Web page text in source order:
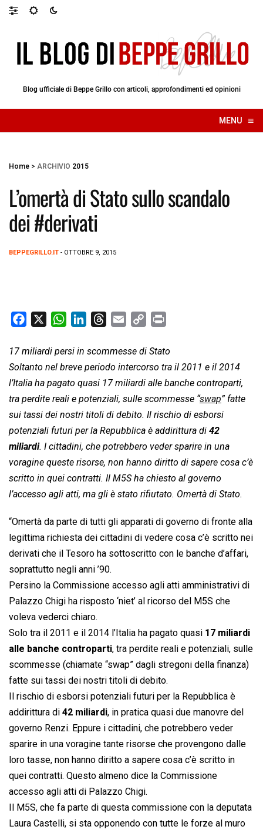
Blog ufficiale di Beppe Grillo con articoli, approfondimenti ed opinioni
MENU ≡
☰
Home > ARCHIVIO 2015
L’omertà di Stato sullo scandalo
dei #derivati
BEPPEGRILLO.IT - OTTOBRE 9, 2015
c
e
b
o
o
k
W
a
t
s
A
p
p
n
k
e
d
I
n
r
e
a
d
s
a
i
l
p
y
L
i
n
k
i
n
t
17 miliardi persi in scommesse di Stato
Soltanto nel breve periodo intercorso tra il 2011 e il 2014
l’Italia ha pagato quasi 17 miliardi alle banche controparti,
tra perdite reali e potenziali, sulle scommesse “swap” fatte
sui tassi dei nostri titoli di debito. Il rischio di esborsi
potenziali futuri per la Repubblica è addirittura di 42
miliardi. I cittadini, che potrebbero veder sparire in una
voragine queste risorse, non hanno diritto di sapere cosa c’è
scritto in quei contratti. Il M5S ha chiesto al governo
l’accesso agli atti, ma gli è stato rifiutato. Omertà di Stato.
“Omertà da parte di tutti gli apparati di governo di fronte alla
legittima richiesta dei cittadini di vedere cosa c’è scritto nei
derivati che il Tesoro ha sottoscritto con le banche d’affari,
soprattutto negli anni ’90.
Persino la Commissione accesso agli atti amministrativi di
Palazzo Chigi ha risposto ‘niet’ al ricorso del M5S che
voleva vederci chiaro.
Solo tra il 2011 e il 2014 l’Italia ha pagato quasi 17 miliardi
alle banche controparti, tra perdite reali e potenziali, sulle
scommesse (chiamate “swap” dagli stregoni della finanza)
fatte sui tassi dei nostri titoli di debito.
Il rischio di esborsi potenziali futuri per la Repubblica è
addirittura di 42 miliardi, in pratica quasi due manovre del
governo Renzi. Eppure i cittadini, che potrebbero veder
sparire in una voragine tante risorse che provengono dalle
loro tasse, non hanno diritto a sapere cosa c’è scritto in
quei contratti. Questo almeno dice la Commissione
accesso agli atti di Palazzo Chigi.
Il M5S, che fa parte di questa commissione con la deputata
Laura Castelli, si sta opponendo con tutte le forze al muro